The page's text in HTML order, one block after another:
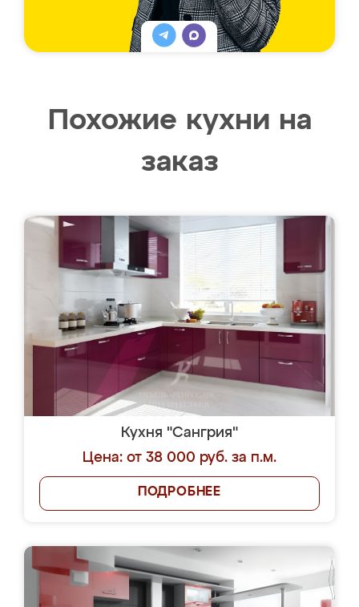
Похожие кухни на
заказ
Кухня "Сангрия"
Цена: от 38 000 руб. за п.м.
ПОДРОБНЕЕ